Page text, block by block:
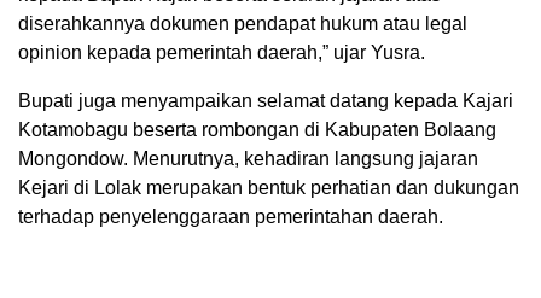
diserahkannya dokumen pendapat hukum atau legal
opinion kepada pemerintah daerah,” ujar Yusra.
Bupati juga menyampaikan selamat datang kepada Kajari
Kotamobagu beserta rombongan di Kabupaten Bolaang
Mongondow. Menurutnya, kehadiran langsung jajaran
Kejari di Lolak merupakan bentuk perhatian dan dukungan
terhadap penyelenggaraan pemerintahan daerah.